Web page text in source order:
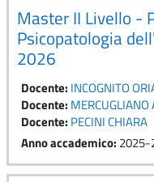
Master II Livello -
Psicopatologia
2026
Docente: INCOGNITO
Docente: MERCUGLIANO
Docente: PECINI CHIARA
Anno accademico: 2025-